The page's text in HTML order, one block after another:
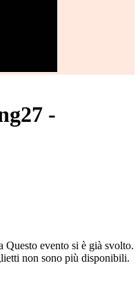
-
Questo evento si è già svolto.
non sono più disponibili.